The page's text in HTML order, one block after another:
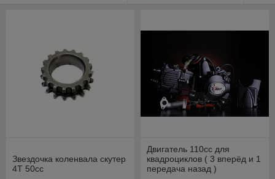
Звездочка коленвала скутер
4Т 50сс
Двигатель 110cc для
квадроциклов ( 3 вперёд и 1
передача назад )